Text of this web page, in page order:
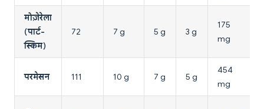
मोज़ेरेला
(पार्ट-
स्किम)
72 7 g 5 g 3 g
175
mg
परमेसन 111 10 g 7 g 5 g
454
mg